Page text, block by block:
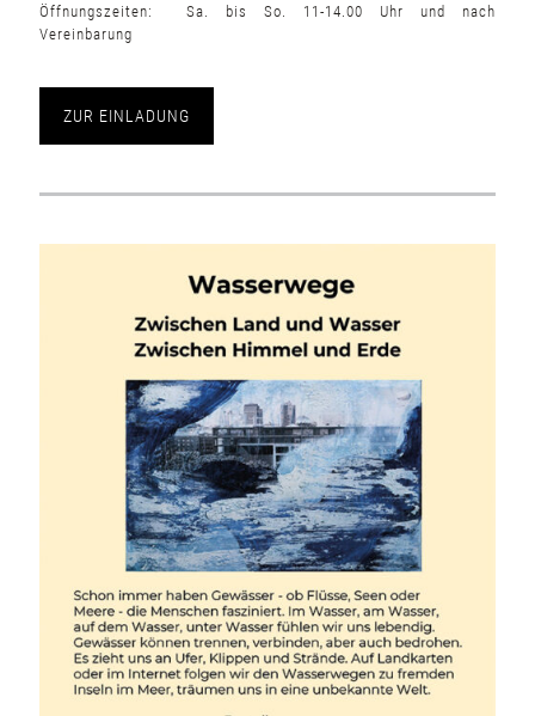
Öffnungszeiten: Sa. bis So. 11-14.00 Uhr und nach
Vereinbarung
ZUR EINLADUNG